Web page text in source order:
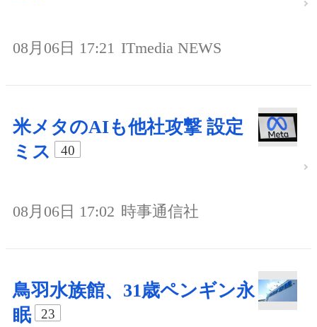
08月06日 17:21 ITmedia NEWS
米メタのAIも他社攻撃 設定
ミス
40
08月06日 17:02 時事通信社
鳥羽水族館、31歳ペンギン永
眠
23